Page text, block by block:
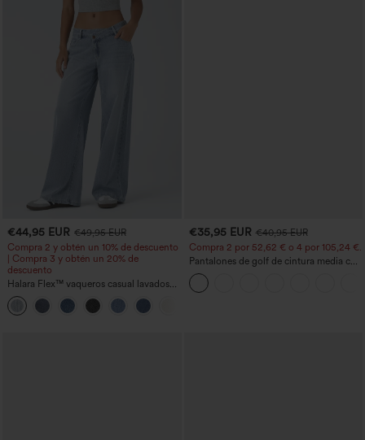
€44,95 EUR €49,95 EUR
Compra 2 y obtén un 10% de descuento
| Compra 3 y obtén un 20% de
descuento
Halara Flex™ vaqueros casual lavados
asimétricos de tiro bajo con bolsillos
con cremallera, corte baggy y pierna
ancha
€35,95 EUR €40,95 EUR
Compra 2 por 52,62 € o 4 por 105,24 €.
Pantalones de golf de cintura media con
cordón, dobladillo curvo, secado rápido,
de corte cónico y con bolsillos - UPF40+